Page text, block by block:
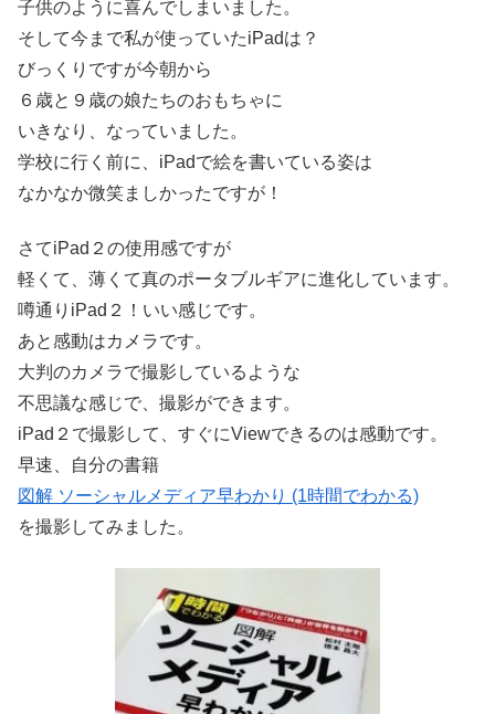
子供のように喜んでしまいました。
そして今まで私が使っていたiPadは？
びっくりですが今朝から
６歳と９歳の娘たちのおもちゃに
いきなり、なっていました。
学校に行く前に、iPadで絵を書いている姿は
なかなか微笑ましかったですが！
さてiPad２の使用感ですが
軽くて、薄くて真のポータブルギアに進化しています。
噂通りiPad２！いい感じです。
あと感動はカメラです。
大判のカメラで撮影しているような
不思議な感じで、撮影ができます。
iPad２で撮影して、すぐにViewできるのは感動です。
早速、自分の書籍
図解 ソーシャルメディア早わかり (1時間でわかる)
を撮影してみました。